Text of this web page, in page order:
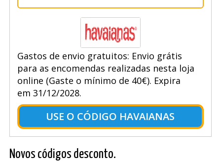
Gastos de envio gratuitos: Envio grátis
para as encomendas realizadas nesta loja
online (Gaste o mínimo de 40€). Expira
em 31/12/2028.
USE O CÓDIGO HAVAIANAS
Novos códigos desconto.